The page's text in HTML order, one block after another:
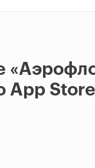
App Store